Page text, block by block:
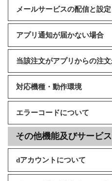
メールサービスの配信と設定
アプリ通知が届かない場合
当該注文がアプリからの注
対応機種・動作環境
エラーコードについて
その他機能及びサービ
dアカウントについて